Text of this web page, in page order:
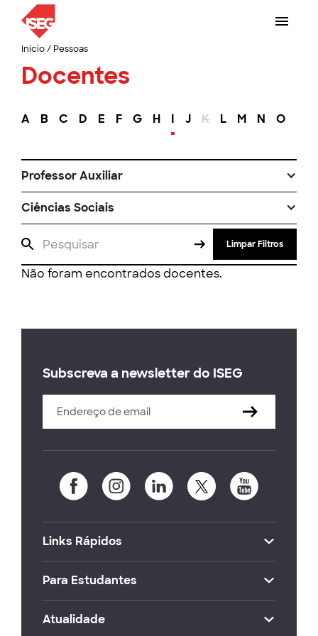
Início/ Pessoas
Docentes
A B C D E F G H I J K L M N O
Professor Auxiliar
Ciências Sociais
Limpar Filtros
Não foram encontrados docentes.
Subscreva a newsletter do ISEG
Links Rápidos
Para Estudantes
Atualidade